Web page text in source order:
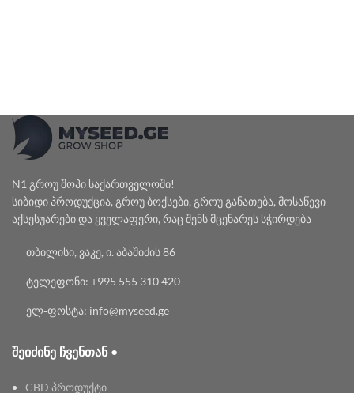
N1 გროუ შოპი საქართველოში!
სიბიდი პროდუქცია, გროუ ბოქსები, გროუ განათება, მოსაწევი
აქსესუარები და ყველაფერი, რაც შენს მცენარეს სჭირდება
თბილისი, ვაკე, ი. აბაშიძის 86
ტელეფონი: +995 555 310 420
ელ-ფოსტა: info@myseed.ge
ᲨᲔᲘᲫᲘᲜᲔ ᲩᲕᲔᲜᲗᲐᲜ •
CBD პროდუქტი